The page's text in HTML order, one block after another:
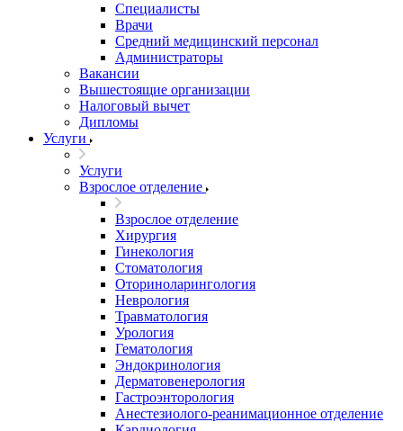
Специалисты
Врачи
Средний медицинский персонал
Администраторы
Вакансии
Вышестоящие организации
Налоговый вычет
Дипломы
Услуги
Услуги
Взрослое отделение
Взрослое отделение
Хирургия
Гинекология
Стоматология
Оториноларингология
Неврология
Травматология
Урология
Гематология
Эндокринология
Дерматовенерология
Гастроэнторология
Анестезиолого-реанимационное отделение